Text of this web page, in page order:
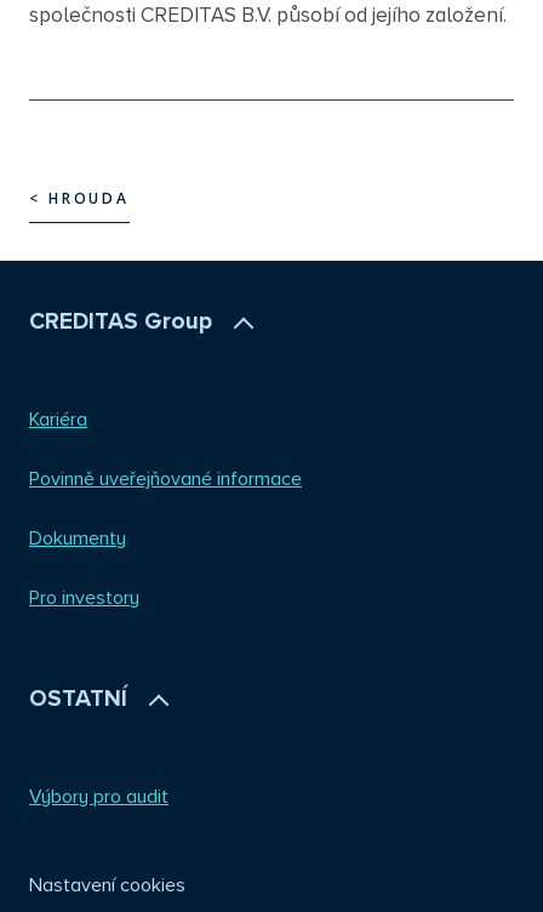
společnosti CREDITAS B.V. působí od jejího založení.
< HROUDA
CREDITAS Group
Kariéra
Povinně uveřejňované informace
Dokumenty
Pro investory
OSTATNÍ
Výbory pro audit
Nastavení cookies